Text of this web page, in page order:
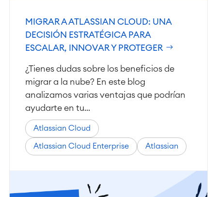
MIGRAR A ATLASSIAN CLOUD: UNA
DECISIÓN ESTRATÉGICA PARA
ESCALAR, INNOVAR Y PROTEGER
¿Tienes dudas sobre los beneficios de
migrar a la nube? En este blog
analizamos varias ventajas que podrían
ayudarte en tu...
Atlassian Cloud
Atlassian Cloud Enterprise Atlassian